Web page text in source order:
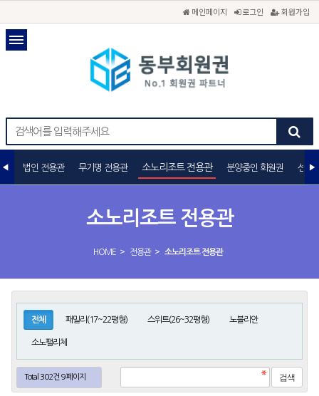
메인페이지 로그인 회원가입
소노리조트 전용관
HOME > 전용관 > 소노리조트 전용관
법인 전용관 무기명 전용관 소노리조트 전용관 분양중인 회원권 선불
전체 패밀리(17~22평형) 스위트(26~32평형) 노블리안
소노팰리체
Total 302건 9 페이지